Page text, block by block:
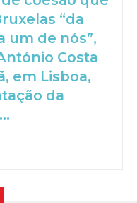
“da
um de nós”,
Costa
em Lisboa,
da